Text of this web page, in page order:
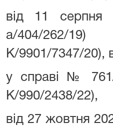
від 11
а/404/262/
К/9901/7347/20),
у справі № 761/
К/990/2438/22),
від 27 жовтня